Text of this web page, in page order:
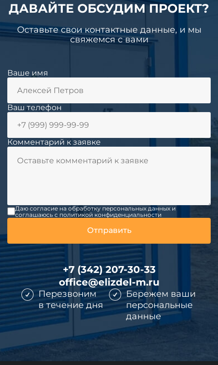
ДАВАЙТЕ ОБСУДИМ ПРОЕКТ?
Оставьте свои контактные данные, и мы
свяжемся с вами
Ваше имя
Ваш телефон
Комментарий к заявке
Даю согласие на обработку персональных данных и
соглашаюсь c политикой конфиденциальности
+7 (342) 207-30-33
office@elizdel-m.ru
Перезвоним
в течение дня
Бережем ваши
персональные
данные